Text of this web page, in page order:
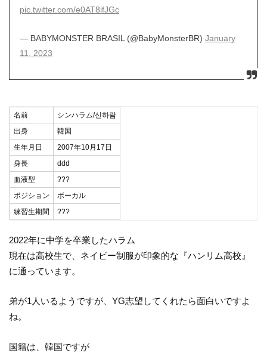
pic.twitter.com/e0AT8ifJGc
— BABYMONSTER BRASIL (@BabyMonsterBR) January
11, 2023
名前
シンハラム/신하람
出身
韓国
生年月日
2007年10月17日
身長
ddd
血液型
???
ポジション
ボーカル
練習生期間
???
2022年に中学を卒業したハラム
現在は高校生で、ネイビー制服が印象的な『ハンリム高校』
に通っています。
弟が1人いるようですが、YG志望してくれたら面白いですよ
ね。
国籍は、韓国ですが